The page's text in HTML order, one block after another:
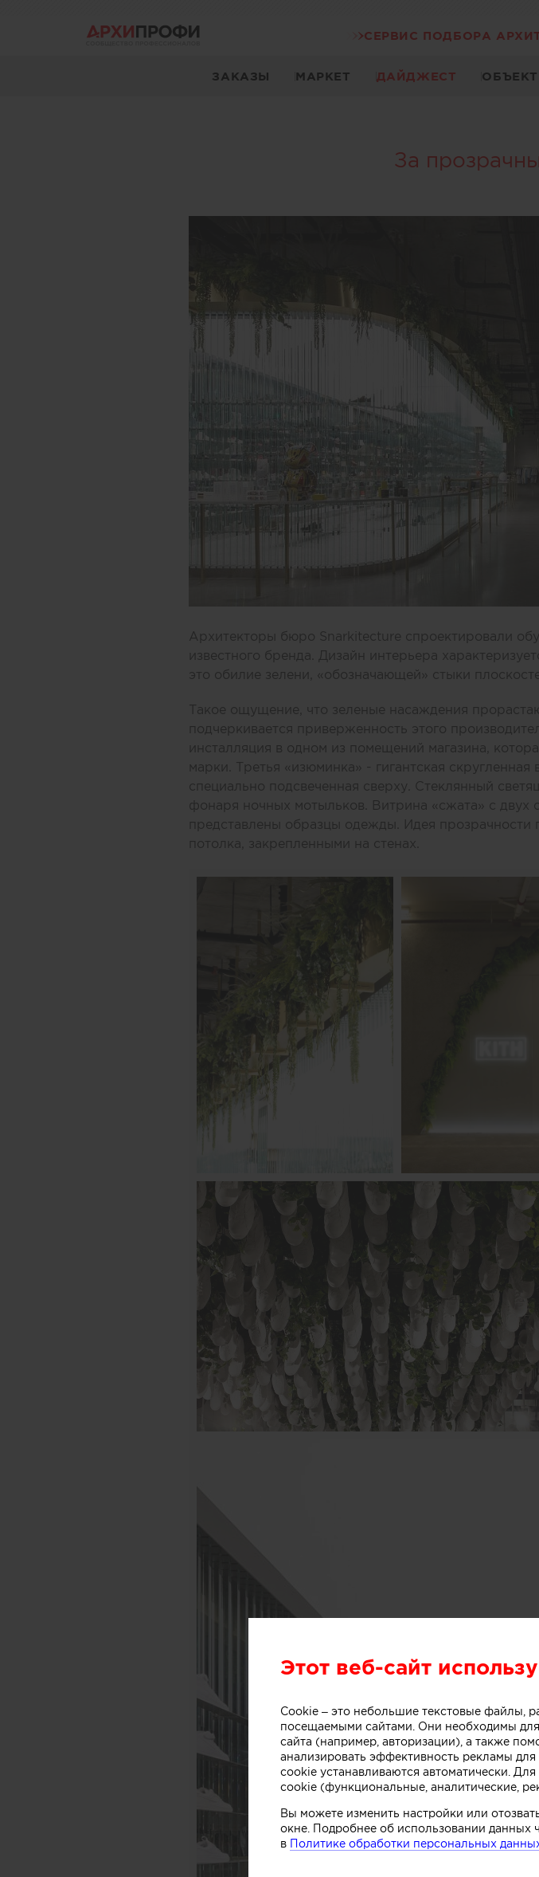
СЕРВИС ПОДБОРА
ЗАКАЗЫ МАРКЕТ ДАЙДЖЕСТ
За
Архитекторы бюро Snarkitecture спроектировали
известного бренда. Дизайн интерьера
это обилие зелени, «обозначающей» стыки
Такое ощущение, что зеленые насаждения
подчеркивается приверженность этого
инсталляция в одном из помещений магазина,
марки. Третья «изюминка» - гигантская
специально подсвеченная сверху. Стеклянный
фонаря ночных мотыльков. Витрина «сжата» с двух
представлены образцы одежды. Идея
потолка, закрепленными на стенах.
Этот веб-сайт
Cookie – это небольшие текстовые файлы,
посещаемыми сайтами. Они необходимы
сайта (например, авторизации), а также
анализировать эффективность рекламы
cookie устанавливаются автоматически.
cookie (функциональные, аналитические,
Вы можете изменить настройки или
окне. Подробнее об использовании данных
в Политике обработки персональных